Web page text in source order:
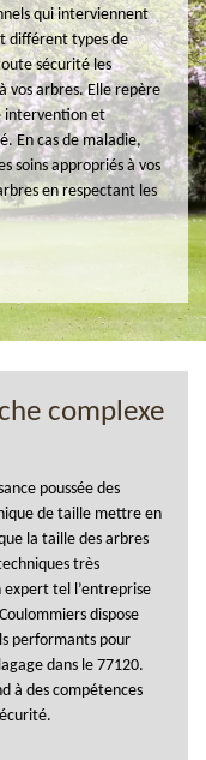
qui interviennent
différent types de
sécurité les
vos arbres. Elle repère
intervention et
En cas de maladie,
soins appropriés à vos
en respectant les
complexe
poussée des
de taille mettre en
la taille des arbres
très
expert tel l’entreprise
dispose
performants pour
dans le 77120.
à des compétences